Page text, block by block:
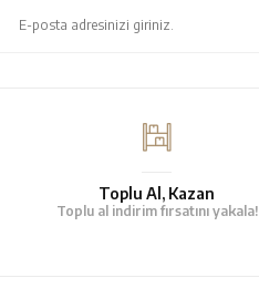
Toplu Al, Kazan
Toplu al indirim fırsatını yakala!